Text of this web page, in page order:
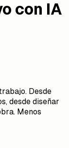
con IA
Desde
desde diseñar
Menos